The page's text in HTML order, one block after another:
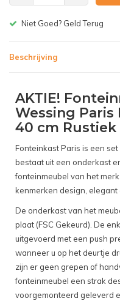
Gratis bezorgen v.a. €
Beschrijving
AKTIE!
Wessing
40 cm Rustiek
Fonteinkast Paris is een
bestaat uit een onderkast
fonteinmeubel van het
kenmerken design, elegant
De onderkast van het
plaat (FSC Gekeurd). De
uitgevoerd met een push
wanneer u op het deurtje
zijn er geen grepen of
fonteinmeubel een strak
voorgemonteerd geleverd